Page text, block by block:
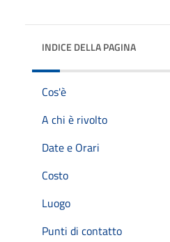
INDICE DELLA PAGINA
Cos'è
A chi è rivolto
Date e Orari
Costo
Luogo
Punti di contatto